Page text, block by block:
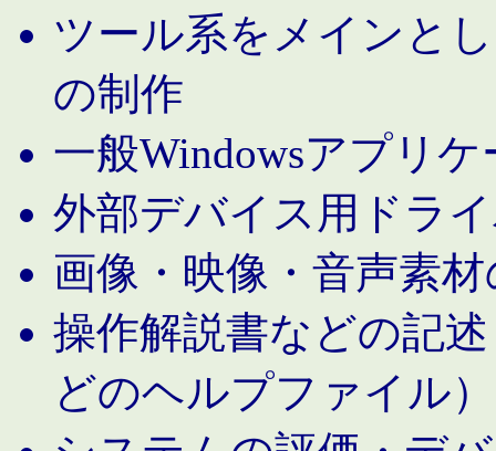
ツール系をメインと
の制作
一般Windowsアプリ
外部デバイス用ドラ
画像・映像・音声素
操作解説書などの記
どのヘルプファイル）